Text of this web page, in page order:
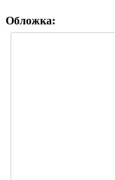
Обложка: